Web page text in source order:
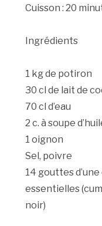
Cuisson : 20
Ingrédients
1 kg de potiron
30 cl de lait de
70 cl d’eau
2 c. à soupe
1 oignon
Sel, poivre
14 gouttes
essentielles
noir)